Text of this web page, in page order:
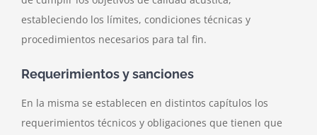
estableciendo los límites, condiciones técnicas y
procedimientos necesarios para tal fin.
Requerimientos y sanciones
En la misma se establecen en distintos capítulos los
requerimientos técnicos y obligaciones que tienen que